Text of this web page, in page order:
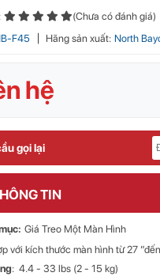
(Chưa có đánh giá)
F45 Hãng sản xuất: North
hệ
gọi lại
TIN
Giá Treo Một Màn Hình
với kích thước màn hình từ 27
: 4.4 - 33 lbs (2 - 15 kg)